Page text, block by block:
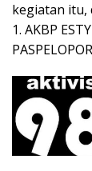
kegiatan itu,
1. AKBP